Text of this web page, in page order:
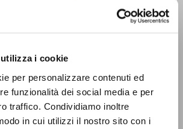
i cookie
per personalizzare contenuti ed
funzionalità dei social media e per
traffico. Condividiamo inoltre
in cui utilizzi il nostro sito con i
BÚSQUEDA AVANZADA »
ENCONTRADOS